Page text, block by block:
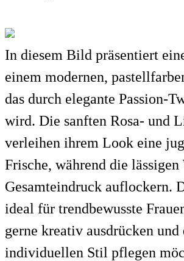
In diesem Bild präsentiert
einem modernen,
das durch elegante Passion-
wird. Die sanften Rosa- und
verleihen ihrem Look eine
Frische, während die lässigen
Gesamteindruck auflockern.
ideal für trendbewusste
gerne kreativ ausdrücken und
individuellen Stil pflegen